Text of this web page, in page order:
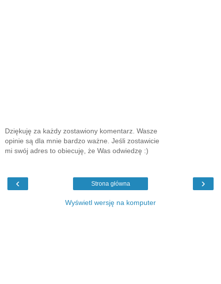
Dziękuję za każdy zostawiony komentarz. Wasze
opinie są dla mnie bardzo ważne. Jeśli zostawicie
mi swój adres to obiecuję, że Was odwiedzę :)
‹ ›
Strona główna
Wyświetl wersję na komputer